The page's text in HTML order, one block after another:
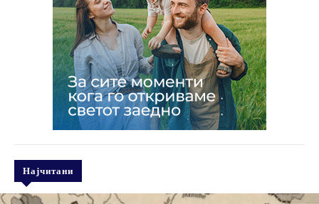
Најчитани